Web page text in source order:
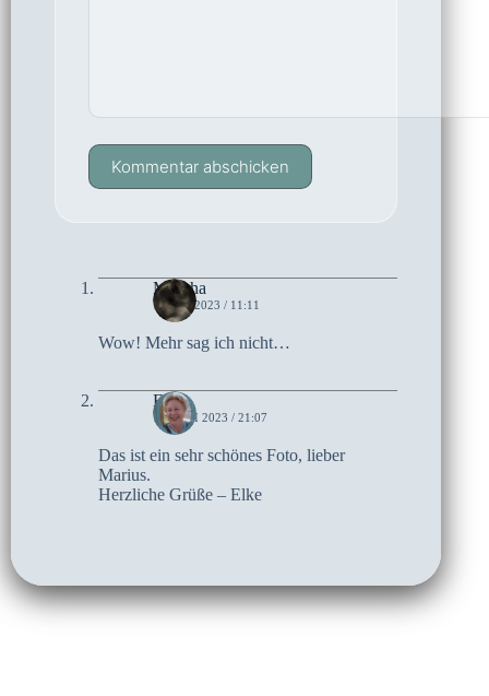
Kommentar abschicken
Mascha
1. JULI 2023 / 11:11
Wow! Mehr sag ich nicht…
Elke
10. JUNI 2023 / 21:07
Das ist ein sehr schönes Foto, lieber
Marius.
Herzliche Grüße – Elke